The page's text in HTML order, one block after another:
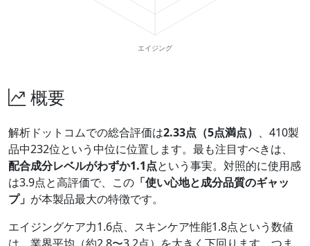
概要
解析ドットコムでの総合評価は2.33点（5点満点） 、410製
品中232位という中位に位置します。最も注目すべきは、
配合成分レベルがわずか1.1点という事実。対照的に使用感
は3.9点と高評価で、この 「使い心地と成分品質のギャッ
プ」 が本製品最大の特徴です。
エイジングケア力1.6点、スキンケア性能1.8点という数値